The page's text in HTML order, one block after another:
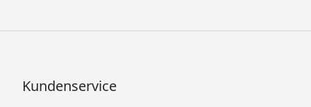
Kundenservice